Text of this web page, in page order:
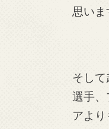
思いま
そし
選手、
アよ